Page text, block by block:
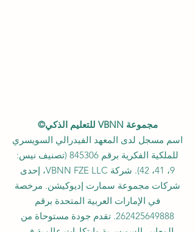
مجموعة VBNN للتعليم الذكي©
اسم مسجل لدى المعهد الفيدرالي السويسري
للملكية الفكرية برقم 845306 (تصنيف نيس:
9، 41، 42). شركة VBNN FZE LLC، إحدى
شركات مجموعة سمارت إديوكيشن. مرخصة
في الإمارات العربية المتحدة برقم
262425649888. تقدم جودة مستوحاة من